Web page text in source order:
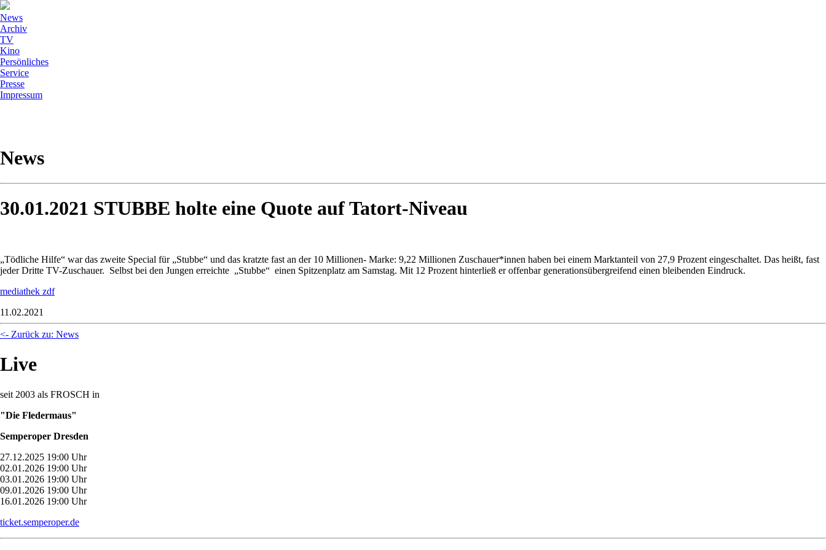
News
Archiv
TV
Kino
Persönliches
Service
Presse
Impressum
News
30.01.2021 STUBBE holte eine Quote auf Tatort-Niveau
„Tödliche Hilfe“ war das zweite Special für „Stubbe“ und das kratzte fast an der 10 Millionen- Marke: 9,22 Millionen Zuschauer*innen haben bei einem Marktanteil von 27,9 Prozent eingeschaltet. Das heißt, fast
jeder Dritte TV-Zuschauer. Selbst bei den Jungen erreichte „Stubbe“ einen Spitzenplatz am Samstag. Mit 12 Prozent hinterließ er offenbar generationsübergreifend einen bleibenden Eindruck.
mediathek zdf
11.02.2021
<- Zurück zu: News
Live
seit 2003 als FROSCH in
"Die Fledermaus"
Semperoper Dresden
27.12.2025 19:00 Uhr
02.01.2026 19:00 Uhr
03.01.2026 19:00 Uhr
09.01.2026 19:00 Uhr
16.01.2026 19:00 Uhr
ticket.semperoper.de